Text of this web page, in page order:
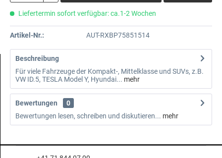
Liefertermin sofort verfügbar: ca.1-2 Wochen
Artikel-Nr.: AUT-RXBP75851514
Beschreibung
Für viele Fahrzeuge der Kompakt-, Mittelklasse und SUVs, z.B.
VW ID.5, TESLA Model Y, Hyundai... mehr
Bewertungen
0
Bewertungen lesen, schreiben und diskutieren... mehr